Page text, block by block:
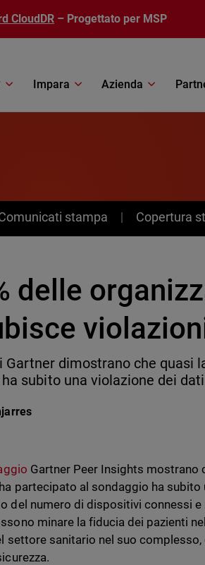
CloudDR – Progettato per MSP
Impara Azienda
stampa Copertura
delle
dimostrano che quasi
subito una violazione dei
on Reddit
Gartner Peer Insights mostrano
partecipato al sondaggio ha subito
del numero di dispositivi connessi
minare la fiducia dei pazienti
settore sanitario nel suo